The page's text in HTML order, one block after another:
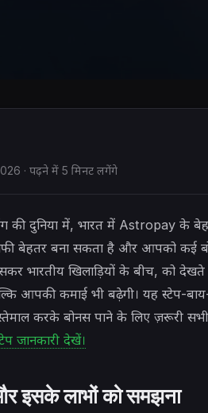
· पढ़ने में 5 मिनट लगेंगे
की दुनिया में, भारत में Astropay के
बेहतर बना सकता है और आपको कई
भारतीय खिलाड़ियों के बीच, को
आपकी कमाई भी बढ़ेगी। यह स्टेप-
करके बोनस पाने के लिए ज़रूरी सभी
जानकारी देखें।
इसके लाभों को समझना